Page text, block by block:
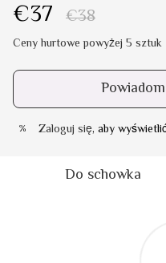
€37 €38
Ceny hurtowepowyżej 5 sztuk
% Zaloguj się, aby
Do schowka